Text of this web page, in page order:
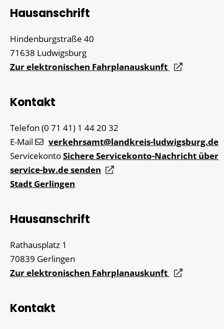
Hausanschrift
Hindenburgstraße 40
71638 Ludwigsburg
Zur elektronischen Fahrplanauskunft
Kontakt
Telefon (0 71 41) 1 44 20 32
E-Mail
verkehrsamt@landkreis-ludwigsburg.de
ServicekontoSichere Servicekonto-Nachricht über
service-bw.de senden
Stadt Gerlingen
Hausanschrift
Rathausplatz 1
70839 Gerlingen
Zur elektronischen Fahrplanauskunft
Kontakt